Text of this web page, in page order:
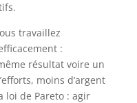
travaillez
:
résultat voire un
moins d’argent
loi de Pareto : agir